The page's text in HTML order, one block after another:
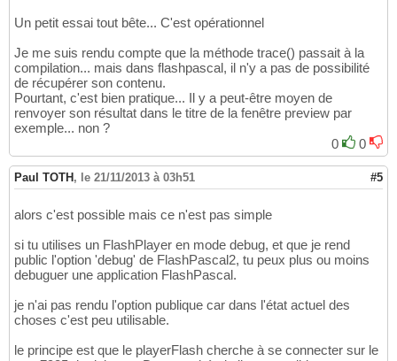
14
16
17
18
19
20
21
23
24
26
28
29
30
32
33
35
procedure draw;virtual;abstract
TClassFille=class(TClassAncetre)
procedure draw;
end ;
begin
beginFill($ff0000)
lineto(100,100);
end;
var mc:TClassFille;
begin
mc:=TClassFille.Create
with mc do
Un petit essai tout bête... C'est opérationnel
Je me suis rendu compte que la méthode trace() passait à la
compilation... mais dans flashpascal, il n'y a pas de possibilité
de récupérer son contenu.
Pourtant, c'est bien pratique... Il y a peut-être moyen de
renvoyer son résultat dans le titre de la fenêtre preview par
exemple... non ?
0
0
Paul TOTH , le 21/11/2013 à 03h51 #5
alors c'est possible mais ce n'est pas simple
si tu utilises un FlashPlayer en mode debug, et que je rend
public l'option 'debug' de FlashPascal2, tu peux plus ou moins
debuguer une application FlashPascal.
je n'ai pas rendu l'option publique car dans l'état actuel des
choses c'est peu utilisable.
le principe est que le playerFlash cherche à se connecter sur le